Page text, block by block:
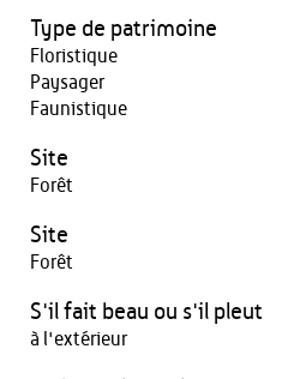
Type de patrimoine
Floristique
Paysager
Faunistique
Site
Forêt
Site
Forêt
S'il fait beau ou s'il pleut
à l'extérieur